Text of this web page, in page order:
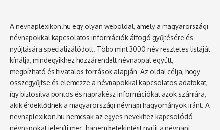
A nevnaplexikon.hu egy olyan weboldal, amely a magyarországi
névnapokkal kapcsolatos információk átfogó gyűjtésére és
nyújtására specializálódott. Több mint 3000 név részletes listáját
kínálja, mindegyikhez hozzárendelt névnappal együtt,
megbízható és hivatalos források alapján. Az oldal célja, hogy
összegyűjtse és elemezze a névnapokkal kapcsolatos adatokat,
így biztosítva pontos és naprakész információkat azok számára,
akik érdeklődnek a magyarországi névnapi hagyományok iránt. A
nevnaplexikon.hu nemcsak az egyes nevekhez kapcsolódó
névnapokat jeleníti meg, hanem betekintést nyújt a névnapi